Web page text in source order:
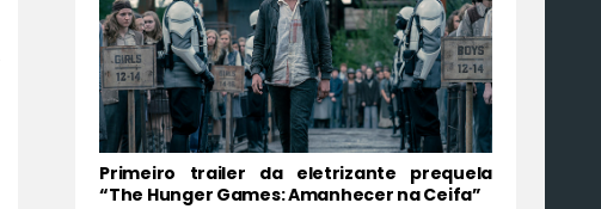
Primeiro trailer da eletrizante prequela
“The Hunger Games: Amanhecer na Ceifa”